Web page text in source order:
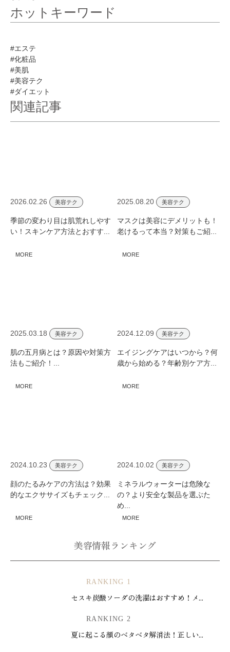
ホットキーワード
#エステ
#化粧品
#美肌
#美容テク
#ダイエット
関連記事
2026.02.26 美容テク
季節の変わり目は肌荒れしやす
い！スキンケア方法とおすす...
MORE
2025.08.20 美容テク
マスクは美容にデメリットも！
老けるって本当？対策もご紹...
MORE
2025.03.18 美容テク
肌の五月病とは？原因や対策方
法もご紹介！...
MORE
2024.12.09 美容テク
エイジングケアはいつから？何
歳から始める？年齢別ケア方...
MORE
2024.10.23 美容テク
顔のたるみケアの方法は？効果
的なエクササイズもチェック...
MORE
2024.10.02 美容テク
ミネラルウォーターは危険な
の？より安全な製品を選ぶた
め...
MORE
美容情報ランキング
RANKING 1
セスキ炭酸ソーダの洗濯はおすすめ！メ...
RANKING 2
夏に起こる顔のベタベタ解消法！正しい...